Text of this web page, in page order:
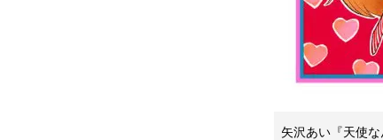
矢沢あい『天使